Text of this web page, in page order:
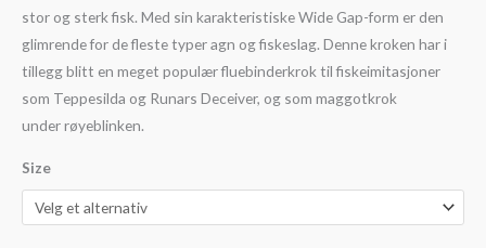
stor og sterk fisk. Med sin karakteristiske Wide Gap-form er den
glimrende for de fleste typer agn og fiskeslag. Denne kroken har i
tillegg blitt en meget populær fluebinderkrok til fiskeimitasjoner
som Teppesilda og Runars Deceiver, og som maggotkrok
under røyeblinken.
Size